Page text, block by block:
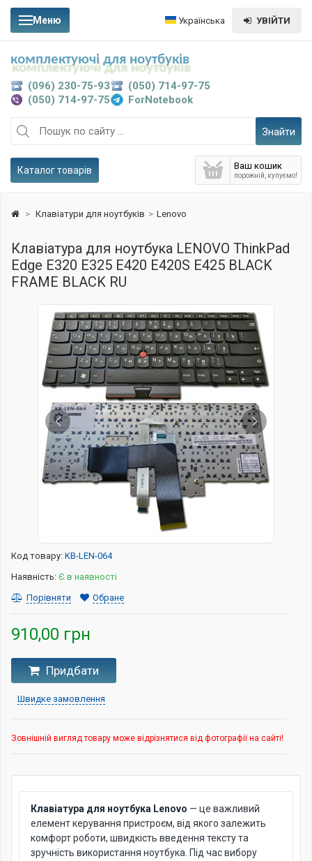
Меню Українська УВІЙТИ
Знайти
Ваш кошик
порожній, купуємо!
Каталог товарів
(096) 230-75-93
(050) 714-97-75
(050) 714-97-75
ForNotebook
комплектуючі для ноутбуків
> Клавіатури для ноутбуків > Lenovo
Клавіатура для ноутбука LENOVO ThinkPad
Edge E320 E325 E420 E420S E425 BLACK
FRAME BLACK RU
Код товару: KB-LEN-064
Наявність: Є в наявності
Порівняти
Обране
910,00 грн
Придбати
Швидке замовлення
Зовнішній вигляд товару може відрізнятися від фотографії на сайті!
Клавіатура для ноутбука Lenovo — це важливий
елемент керування пристроєм, від якого залежить
комфорт роботи, швидкість введення тексту та
зручність використання ноутбука. Під час вибору